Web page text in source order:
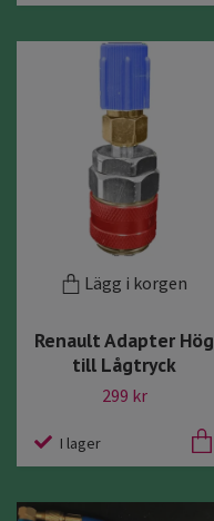
Lägg i korgen
Renault Adapter Hög
till Lågtryck
299 kr
I lager